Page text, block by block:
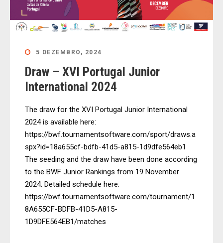
5 DEZEMBRO, 2024
Draw – XVI Portugal Junior
International 2024
The draw for the XVI Portugal Junior International
2024 is available here:
https://bwf.tournamentsoftware.com/sport/draws.a
spx?id=18a655cf-bdfb-41d5-a815-1d9dfe564eb1
The seeding and the draw have been done according
to the BWF Junior Rankings from 19 November
2024. Detailed schedule here:
https://bwf.tournamentsoftware.com/tournament/1
8A655CF-BDFB-41D5-A815-
1D9DFE564EB1/matches